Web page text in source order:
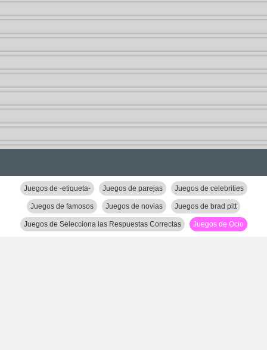
Juegos de -etiqueta- Juegos de parejas Juegos de celebrities
Juegos de famosos Juegos de novias Juegos de brad pitt
Juegos de Selecciona las Respuestas Correctas Juegos de Ocio